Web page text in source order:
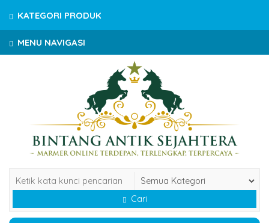
MENU NAVIGASI
Cari
KATEGORI PRODUK